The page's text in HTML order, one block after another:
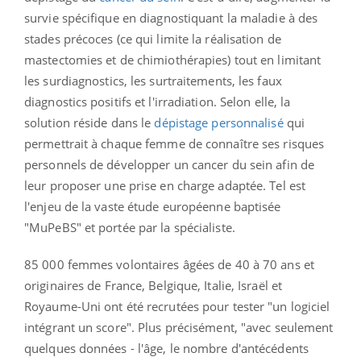
survie spécifique en diagnostiquant la maladie à des
stades précoces (ce qui limite la réalisation de
mastectomies et de chimiothérapies) tout en limitant
les surdiagnostics, les surtraitements, les faux
diagnostics positifs et l'irradiation. Selon elle, la
solution réside dans le dépistage personnaliséqui
permettrait à chaque femme de connaître ses risques
personnels de développer un cancer du sein afin de
leur proposer une prise en charge adaptée. Tel est
l'enjeu de la vaste étude européenne baptisée
"MuPeBS" et portée par la spécialiste.
85 000 femmes volontaires âgées de 40 à 70 ans et
originaires de France, Belgique, Italie, Israël et
Royaume-Uni ont été recrutées pour tester "un logiciel
intégrant un score". Plus précisément, "avec seulement
quelques données - l'âge, le nombre d'antécédents